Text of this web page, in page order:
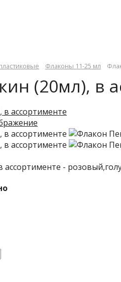
Флаконы 11-25 мл
(20мл), в
-